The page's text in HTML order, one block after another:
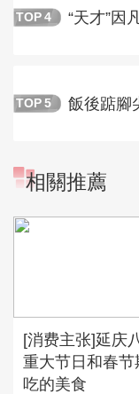
TOP 4 “天才”因
TOP 5 飯後踮腳
相關推薦
[消费主张]延庆
重大节日和春节
吃的美食